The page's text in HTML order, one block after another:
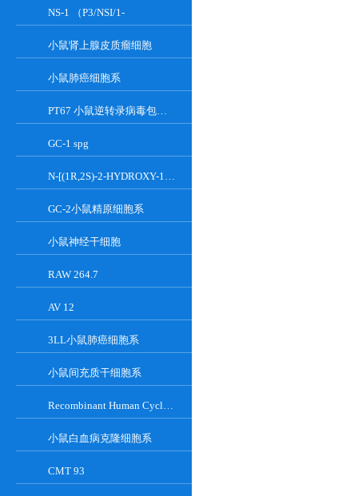
NS-1 （P3/NSI/1-
小鼠肾上腺皮质瘤细胞
小鼠肺癌细胞系
PT67 小鼠逆转录病毒包装细胞系
GC-1 spg
N-[(1R,2S)-2-HYDROXY-1-HYDROXYMETHYL-2-(2-TRIDECYL-1-CYCLOPROPENYL)ETHYL]OCT;GT-11
GC-2小鼠精原细胞系
小鼠神经干细胞
RAW 264.7
AV 12
3LL小鼠肺癌细胞系
小鼠间充质干细胞系
Recombinant Human Cyclin-Dependent Kinase Inhibitor 2A
小鼠白血病克隆细胞系
CMT 93